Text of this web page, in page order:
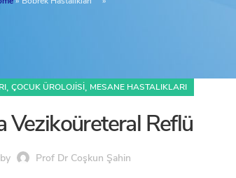
, ÇOCUK ÜROLOJISI, MESANE HASTALIKLARI
Vezikoüreteral Reflü
Prof Dr Coşkun Şahin